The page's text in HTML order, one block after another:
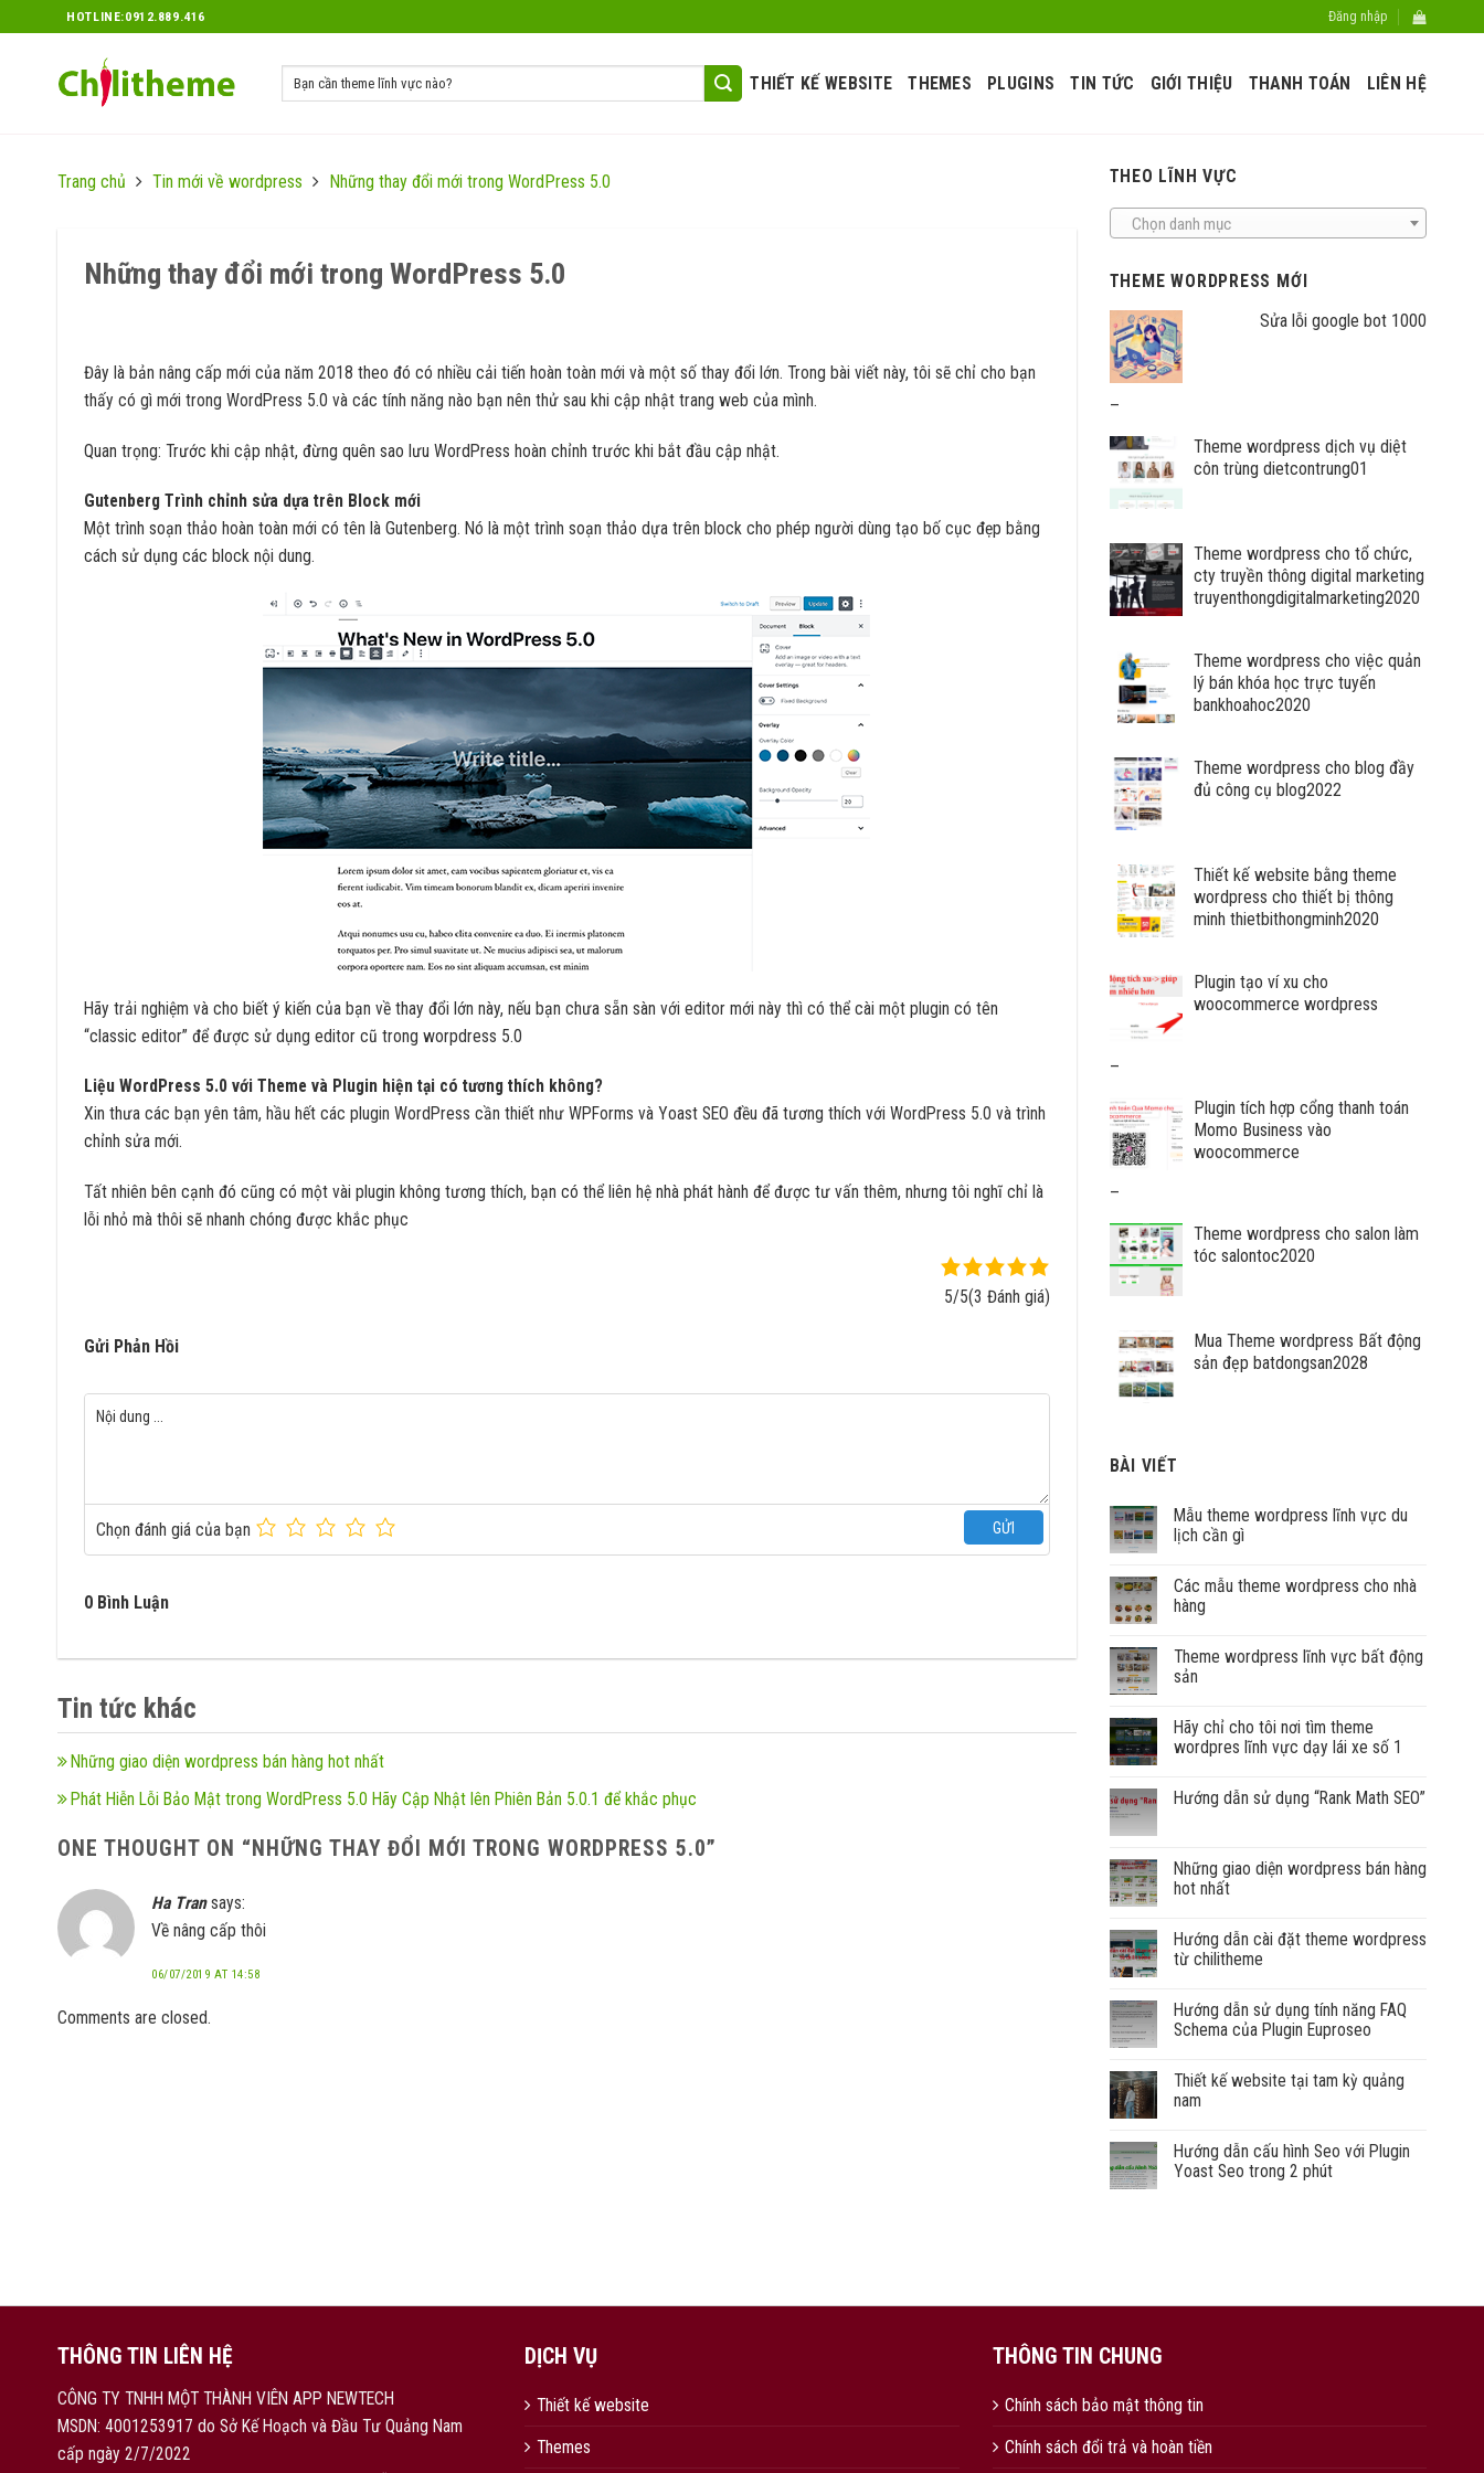
to
HOTLINE:0912.889.416 Đăng nhập
THIẾT KẾ WEBSITE THEMES PLUGINS TIN TỨC GIỚI THIỆU THANH TOÁN LIÊN HỆ
Trang chủ Tin mới về wordpress Những thay đổi mới trong WordPress 5.0
Những thay đổi mới trong WordPress 5.0
Đây là bản nâng cấp mới của năm 2018 theo đó có nhiều cải tiến hoàn toàn mới và một số thay đổi lớn. Trong bài viết này, tôi sẽ chỉ cho bạn
thấy có gì mới trong WordPress 5.0 và các tính năng nào bạn nên thử sau khi cập nhật trang web của mình.
Quan trọng: Trước khi cập nhật, đừng quên sao lưu WordPress hoàn chỉnh trước khi bắt đầu cập nhật.
Gutenberg Trình chỉnh sửa dựa trên Block mới
Một trình soạn thảo hoàn toàn mới có tên là Gutenberg. Nó là một trình soạn thảo dựa trên block cho phép người dùng tạo bố cục đẹp bằng
cách sử dụng các block nội dung.
Hãy trải nghiệm và cho biết ý kiến của bạn về thay đổi lớn này, nếu bạn chưa sẵn sàn với editor mới này thì có thể cài một plugin có tên
“classic editor” để được sử dụng editor cũ trong worpdress 5.0
Liệu WordPress 5.0 với Theme và Plugin hiện tại có tương thích không?
Xin thưa các bạn yên tâm, hầu hết các plugin WordPress cần thiết như WPForms và Yoast SEO đều đã tương thích với WordPress 5.0 và trình
chỉnh sửa mới.
Tất nhiên bên cạnh đó cũng có một vài plugin không tương thích, bạn có thể liên hệ nhà phát hành để được tư vấn thêm, nhưng tôi nghĩ chỉ là
lỗi nhỏ mà thôi sẽ nhanh chóng được khắc phục
5/5(3 Đánh giá)
Gửi Phản Hồi
Chọn đánh giá của bạn GỬI
0 Bình Luận
Tin tức khác
Những giao diện wordpress bán hàng hot nhất
Phát Hiễn Lỗi Bảo Mật trong WordPress 5.0 Hãy Cập Nhật lên Phiên Bản 5.0.1 để khắc phục
ONE THOUGHT ON “NHỮNG THAY ĐỔI MỚI TRONG WORDPRESS 5.0”
Ha Tran says:
Về nâng cấp thôi
06/07/2019 AT 14:58
Comments are closed.
THEO LĨNH VỰC
Chọn danh mục
THEME WORDPRESS MỚI
Sửa lỗi google bot 1000
–Khoảng
từ
400.000
VNĐ
20.000.000
VNĐ
Theme wordpress dịch vụ diệt
côn trùng dietcontrung01
Theme wordpress cho tổ chức,
cty truyền thông digital marketing
truyenthongdigitalmarketing2020
Theme wordpress cho việc quản
lý bán khóa học trực tuyến
bankhoahoc2020
Theme wordpress cho blog đầy
đủ công cụ blog2022
Thiết kế website bằng theme
wordpress cho thiết bị thông
minh thietbithongminh2020
Plugin tạo ví xu cho
woocommerce wordpress
–Khoảng
từ
1.000.000
VNĐ
VNĐ
Plugin tích hợp cổng thanh toán
Momo Business vào
woocommerce
–Khoảng
từ
600.000
VNĐ
VNĐ
Theme wordpress cho salon làm
tóc salontoc2020
Mua Theme wordpress Bất động
sản đẹp batdongsan2028
BÀI VIẾT
Mẫu theme wordpress lĩnh vực du
lịch cần gì
Các mẫu theme wordpress cho nhà
hàng
Theme wordpress lĩnh vực bất động
sản
Hãy chỉ cho tôi nơi tìm theme
wordpres lĩnh vực dạy lái xe số 1
Hướng dẫn sử dụng “Rank Math SEO”
Những giao diện wordpress bán hàng
hot nhất
Hướng dẫn cài đặt theme wordpress
từ chilitheme
Hướng dẫn sử dụng tính năng FAQ
Schema của Plugin Euproseo
Thiết kế website tại tam kỳ quảng
nam
Hướng dẫn cấu hình Seo với Plugin
Yoast Seo trong 2 phút
THÔNG TIN LIÊN HỆ
CÔNG TY TNHH MỘT THÀNH VIÊN APP NEWTECH
MSDN: 4001253917 do Sở Kế Hoạch và Đầu Tư Quảng Nam
cấp ngày 2/7/2022
DỊCH VỤ
Thiết kế website
Themes
THÔNG TIN CHUNG
Chính sách bảo mật thông tin
Chính sách đổi trả và hoàn tiền